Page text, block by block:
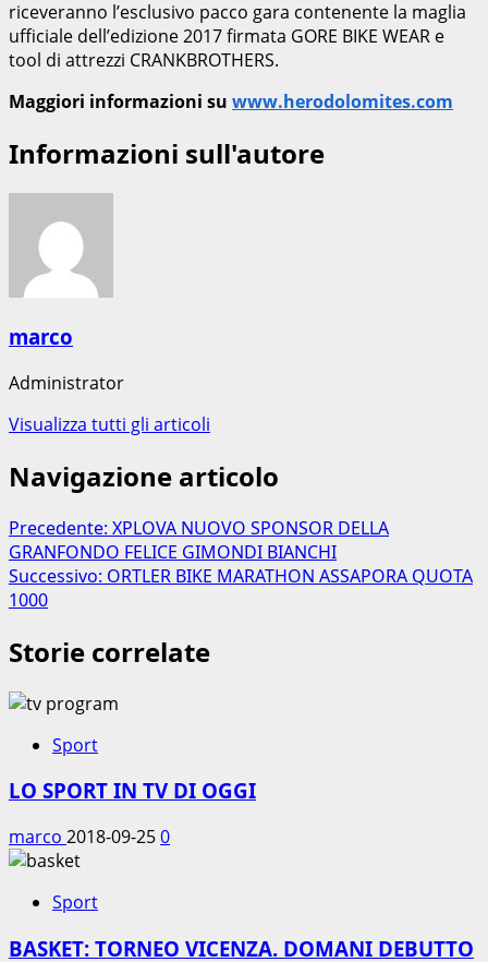
riceveranno l’esclusivo pacco gara contenente la maglia
ufficiale dell’edizione 2017 firmata GORE BIKE WEAR e
tool di attrezzi CRANKBROTHERS.
Maggiori informazioni su www.herodolomites.com
Informazioni sull'autore
marco
Administrator
Visualizza tutti gli articoli
Navigazione articolo
Precedente: XPLOVA NUOVO SPONSOR DELLA
GRANFONDO FELICE GIMONDI BIANCHI
Successivo: ORTLER BIKE MARATHON ASSAPORA QUOTA
1000
Storie correlate
Sport
LO SPORT IN TV DI OGGI
marco 2018-09-250
Sport
BASKET: TORNEO VICENZA. DOMANI DEBUTTO